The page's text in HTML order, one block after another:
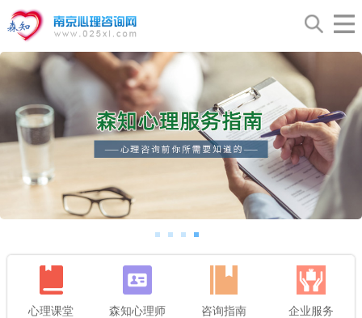
心理课堂 森知心理师 咨询指南 企业服务